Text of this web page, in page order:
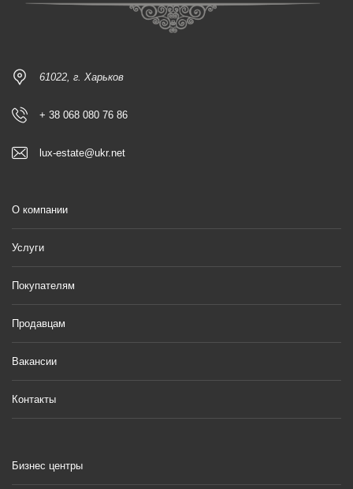
61022, г. Харьков
+ 38 068 080 76 86
lux-estate@ukr.net
О компании
Услуги
Покупателям
Продавцам
Вакансии
Контакты
Бизнес центры